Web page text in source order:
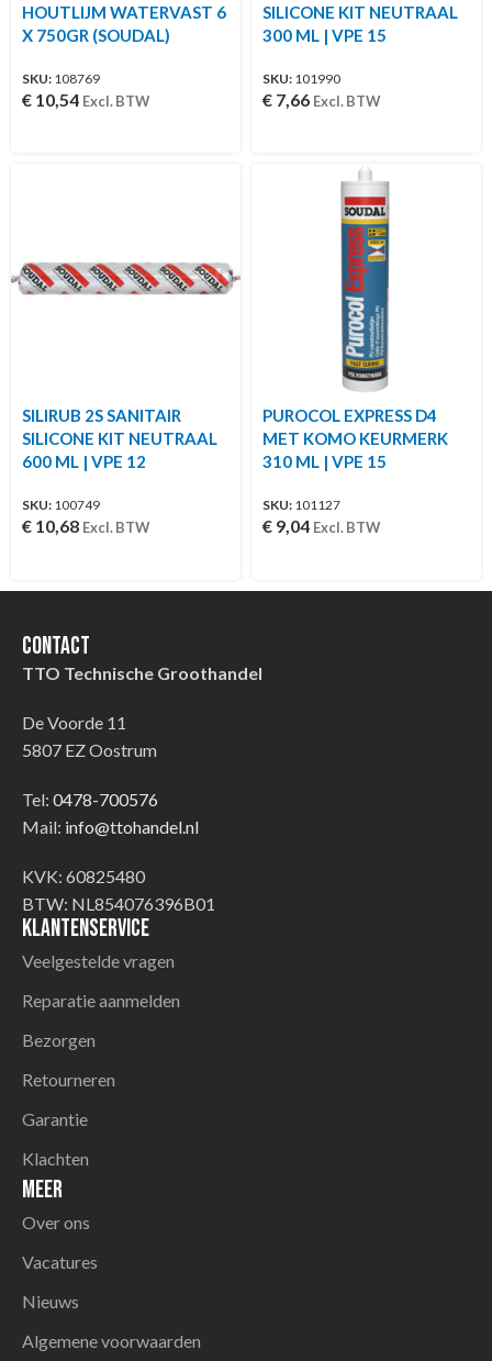
HOUTLIJM WATERVAST 6
X 750GR (SOUDAL)
SKU: 108769
€ 10,54 Excl. BTW
SILICONE KIT NEUTRAAL
300 ML | VPE 15
SKU: 101990
€ 7,66 Excl. BTW
SILIRUB 2S SANITAIR
SILICONE KIT NEUTRAAL
600 ML | VPE 12
SKU: 100749
€ 10,68 Excl. BTW
PUROCOL EXPRESS D4
MET KOMO KEURMERK
310 ML | VPE 15
SKU: 101127
€ 9,04 Excl. BTW
Contact
TTO Technische Groothandel
De Voorde 11
5807 EZ Oostrum
Tel: 0478-700576
Mail: info@ttohandel.nl
KVK: 60825480
BTW: NL854076396B01
Klantenservice
Veelgestelde vragen
Reparatie aanmelden
Bezorgen
Retourneren
Garantie
Klachten
Meer
Over ons
Vacatures
Nieuws
Algemene voorwaarden